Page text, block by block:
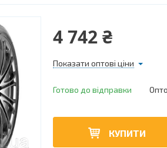
4 742 ₴
Показати оптові ціни
Готово до відправки
КУПИТИ